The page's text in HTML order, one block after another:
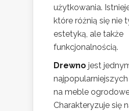
użytkowania.
które różnią się nie
estetyką, ale także
funkcjonalnością.
Drewno jest
na meble
Charakteryzuje się